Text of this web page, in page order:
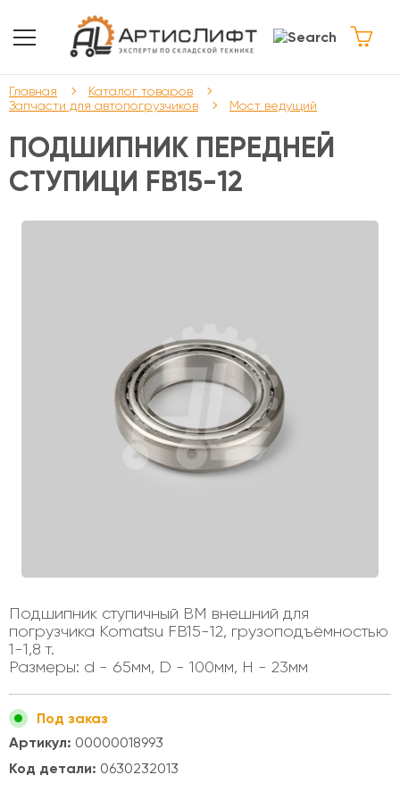
Главная
Каталог товаров
Запчасти для автопогрузчиков
Мост ведущий
ПОДШИПНИК ПЕРЕДНЕЙ
СТУПИЦИ FB15-12
Подшипник ступичный ВМ внешний для
погрузчика Komatsu FB15-12, грузоподъёмностью
1-1,8 т.
Размеры: d - 65мм, D - 100мм, H - 23мм
Под заказ
Артикул: 00000018993
Код детали: 0630232013